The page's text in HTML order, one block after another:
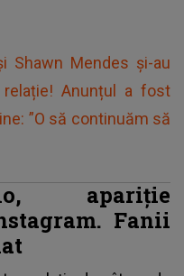
Shawn Mendes și-au
Anunțul a fost
”O să continuăm să
apariție
Fanii